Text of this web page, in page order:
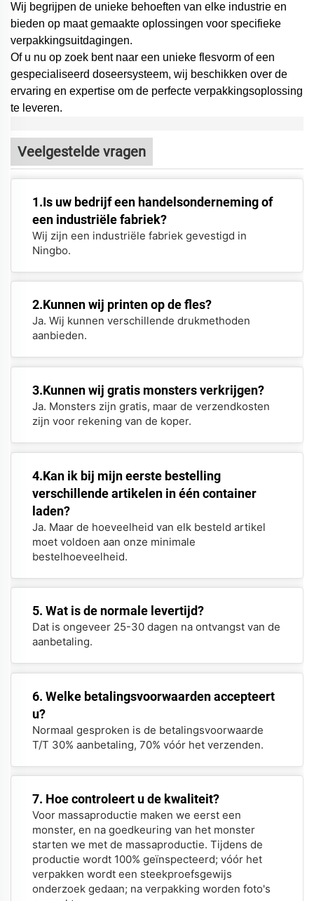
Wij begrijpen de unieke behoeften van elke industrie en
bieden op maat gemaakte oplossingen voor specifieke
verpakkingsuitdagingen.
Of u nu op zoek bent naar een unieke flesvorm of een
gespecialiseerd doseersysteem, wij beschikken over de
ervaring en expertise om de perfecte verpakkingsoplossing
te leveren.
Veelgestelde vragen
1.Is uw bedrijf een handelsonderneming of
een industriële fabriek?
Wij zijn een industriële fabriek gevestigd in
Ningbo.
2.Kunnen wij printen op de fles?
Ja. Wij kunnen verschillende drukmethoden
aanbieden.
3.Kunnen wij gratis monsters verkrijgen?
Ja. Monsters zijn gratis, maar de verzendkosten
zijn voor rekening van de koper.
4.Kan ik bij mijn eerste bestelling
verschillende artikelen in één container
laden?
Ja. Maar de hoeveelheid van elk besteld artikel
moet voldoen aan onze minimale
bestelhoeveelheid.
5. Wat is de normale levertijd?
Dat is ongeveer 25-30 dagen na ontvangst van de
aanbetaling.
6. Welke betalingsvoorwaarden accepteert
u?
Normaal gesproken is de betalingsvoorwaarde
T/T 30% aanbetaling, 70% vóór het verzenden.
7. Hoe controleert u de kwaliteit?
Voor massaproductie maken we eerst een
monster, en na goedkeuring van het monster
starten we met de massaproductie. Tijdens de
productie wordt 100% geïnspecteerd; vóór het
verpakken wordt een steekproefsgewijs
onderzoek gedaan; na verpakking worden foto's